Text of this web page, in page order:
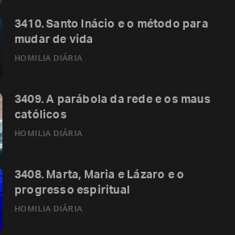
HOMILIA DIÁRIA
3410. Santo Inácio e o método para
mudar de vida
HOMILIA DIÁRIA
3409. A parábola da rede e os maus
católicos
HOMILIA DIÁRIA
3408. Marta, Maria e Lázaro e o
progresso espiritual